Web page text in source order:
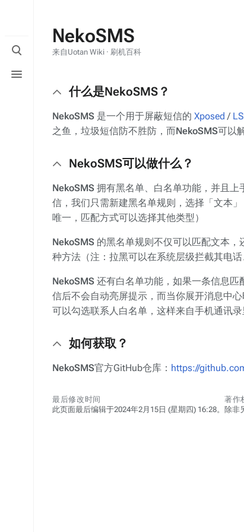
打
开/
关
闭
开/
NekoSMS
来自Uotan Wiki · 刷机百科
什么是NekoSMS？
NekoSMS 是一个用于屏蔽短信的 Xposed /
之鱼，垃圾短信防不胜防，而NekoSMS可以
NekoSMS可以做什么？
NekoSMS 拥有黑名单、白名单功能，并且
信，我们只需新建黑名单规则，选择「文本
唯一，匹配方式可以选择其他类型）
NekoSMS 的黑名单规则不仅可以匹配文本
种方法（注：拉黑可以在系统层级拦截其电
NekoSMS 还有白名单功能，如果一条信息匹
信后不会自动亮屏提示，而当你展开消息中
可以勾选联系人白名单，这样来自手机通讯
如何获取？
NekoSMS官方GitHub仓库： https://
最后修改时间
此页面最后编辑于2024年2月15日 (星期四) 16:28。
著作
除非